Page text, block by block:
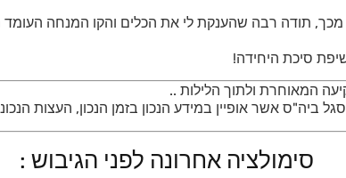
תודה רבה שהענקת לי את הכלים והקו המנחה העומד
סיכת היחידה!
המאוחרת ולתוך הלילות ..
ביה"ס אשר אופיין במידע הנכון בזמן הנכון, העצות
סימולציה אחרונה לפני הגיבוש :